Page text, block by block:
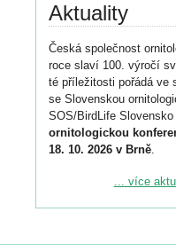
Aktuality
Česká společnost
roce slaví 100. výročí
té příležitosti pořádá ve
se Slovenskou
SOS/BirdLife Slovensko
ornitologickou
18. 10. 2026 v Brně.
Podrobnější informace
Registrovat se můžete
... více